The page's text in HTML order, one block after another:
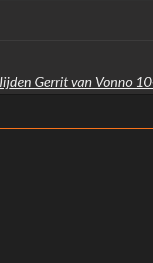
Gerrit van Vonno